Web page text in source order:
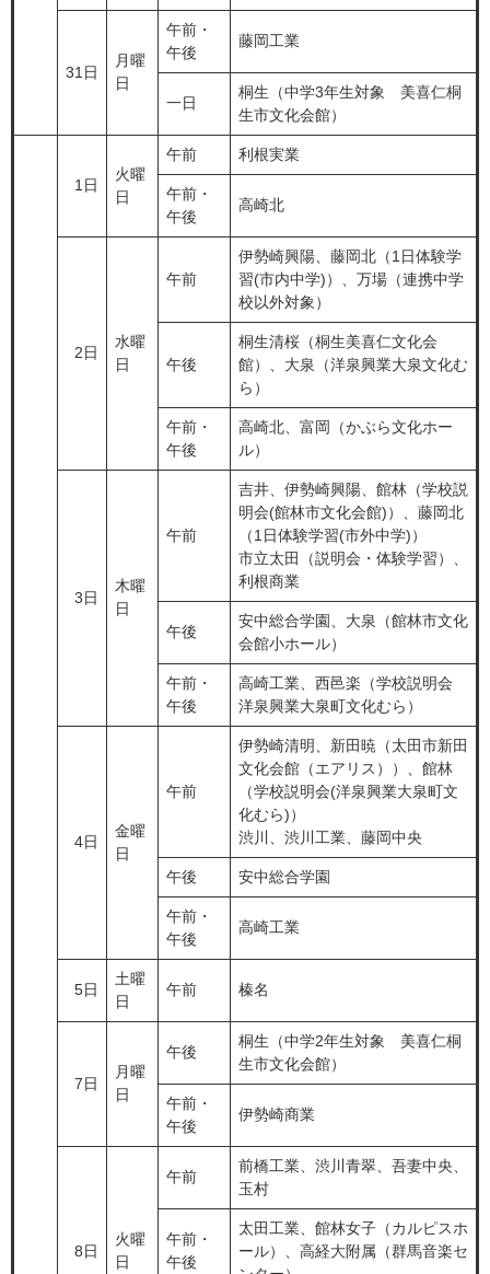
31日
月曜
日
午前・
午後
藤岡工業
一日
桐生（中学3年生対象 美喜仁桐
生市文化会館）
1日
火曜
日
午前 利根実業
午前・
午後
高崎北
2日
水曜
日
午前
伊勢崎興陽、藤岡北（1日体験学
習(市内中学)）、万場（連携中学
校以外対象）
午後
桐生清桜（桐生美喜仁文化会
館）、大泉（洋泉興業大泉文化む
ら）
午前・
午後
高崎北、富岡（かぶら文化ホー
ル）
3日
木曜
日
午前
吉井、伊勢崎興陽、館林（学校説
明会(館林市文化会館)）、藤岡北
（1日体験学習(市外中学)）
市立太田（説明会・体験学習）、
利根商業
午後
安中総合学園、大泉（館林市文化
会館小ホール）
午前・
午後
高崎工業、西邑楽（学校説明会
洋泉興業大泉町文化むら）
4日
金曜
日
午前
伊勢崎清明、新田暁（太田市新田
文化会館（エアリス））、館林
（学校説明会(洋泉興業大泉町文
化むら)）
渋川、渋川工業、藤岡中央
午後 安中総合学園
午前・
午後
高崎工業
5日
土曜
日
午前 榛名
7日
月曜
日
午後
桐生（中学2年生対象 美喜仁桐
生市文化会館）
午前・
午後
伊勢崎商業
8日
火曜
日
午前
前橋工業、渋川青翠、吾妻中央、
玉村
午前・
午後
太田工業、館林女子（カルピスホ
ール）、高経大附属（群馬音楽セ